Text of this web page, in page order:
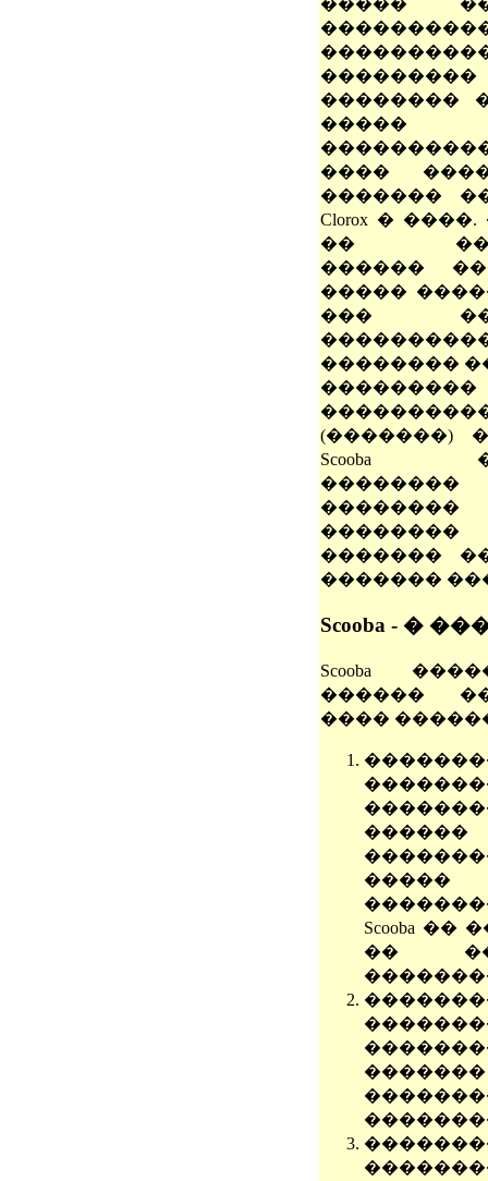
��������
�����
����
�������
Clorox �
��
������
�����
���
��������
(�������)
Scooba
��������
�������
�������
Scooba - �
Scooba
������
����
�����
Scooba
��
�������